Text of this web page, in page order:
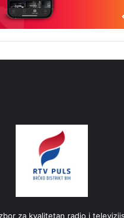
za kvalitetan radio i